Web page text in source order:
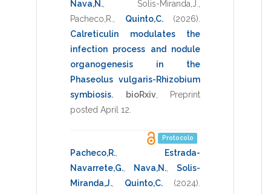
Nava,N.
Solis-Miranda,J.
Pacheco,R.
Quinto,C. (2026)
Calreticulin modulates the
infection process and nodule
organogenesis in the
Phaseolus vulgaris-Rhizobium
symbiosis. bioRxiv, Preprint
posted April 12
Protocolo
Pacheco,R.
Estrada-
Navarrete,G.
Nava,N.
Solis-
Miranda,J.
Quinto,C. (2024)